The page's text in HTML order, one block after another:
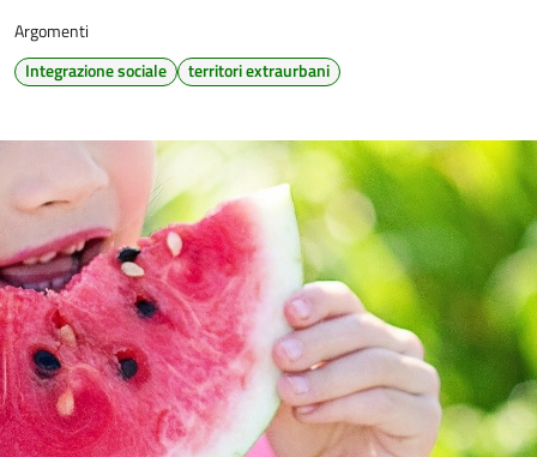
Argomenti
Integrazione sociale
territori extraurbani